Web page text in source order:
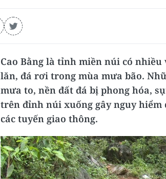
Cao Bằng là tỉnh miền núi có
lăn, đá rơi trong mùa mưa bão.
mưa to, nền đất đá bị phong hóa,
trên đỉnh núi xuống gây nguy
các tuyến giao thông.